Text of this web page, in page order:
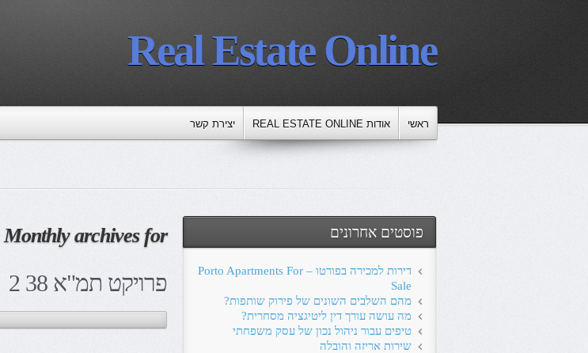
Real Estate Online
ראשי אודות REAL ESTATE ONLINE יצירת קשר
Monthly archives for
פרויקט תמ"א 38 2
פוסטים אחרונים
דירות למכירה בפורטו – Porto Apartments For
Sale
מהם השלבים השונים של פירוק שותפות?
מה עושה עורך דין ליטיגציה מסחרית?
טיפים עבור ניהול נכון של עסק משפחתי
שירות אריזה והובלה